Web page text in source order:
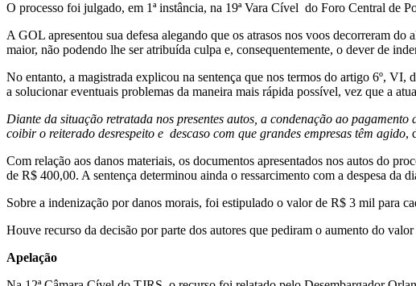
O processo foi julgado, em 1ª instância, na 19ª Vara Cível do Foro Central de
A GOL apresentou sua defesa alegando que os atrasos nos voos decorreram
maior, não podendo lhe ser atribuída culpa e, consequentemente, o dever de
No entanto, a magistrada explicou na sentença que nos termos do artigo 6º,
a solucionar eventuais problemas da maneira mais rápida possível, vez que a
Diante da situação retratada nos presentes autos, a condenação ao
coibir o reiterado desrespeito e descaso com que grandes empresas têm agido,
Com relação aos danos materiais, os documentos apresentados nos autos do
de R$ 400,00. A sentença determinou ainda o ressarcimento com a despesa
Sobre a indenização por danos morais, foi estipulado o valor de R$ 3 mil para
Houve recurso da decisão por parte dos autores que pediram o aumento do valor
Apelação